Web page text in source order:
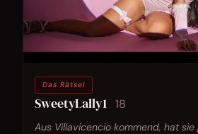
Das Rätsel
SweetyLally1 18
Aus Villavicencio kommend, hat